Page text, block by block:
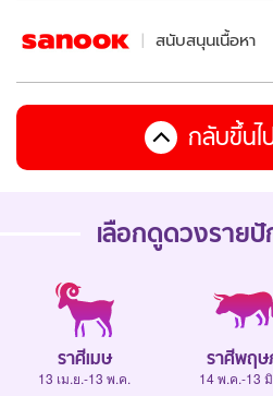
สนับสนุนเนื้อหา
กลับขึ้นไ
เลือกดูดวงรายปั
ราศีเมษ
13 เม.ย.-13 พ.ค.
ราศีพฤษ
14 พ.ค.-13